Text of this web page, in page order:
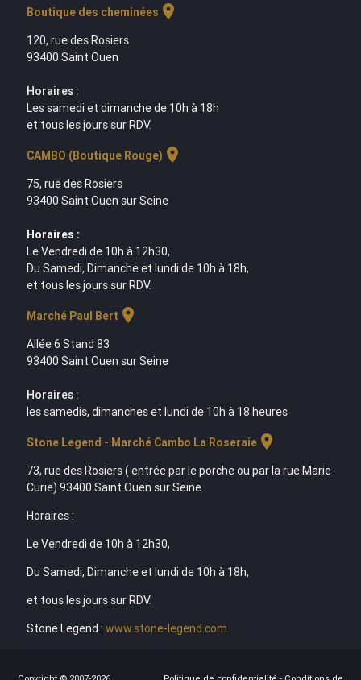
Boutique des cheminées location_on
120, rue des Rosiers
93400 Saint Ouen
Horaires :
Les samedi et dimanche de 10h à 18h
et tous les jours sur RDV.
CAMBO (Boutique Rouge) location_on
75, rue des Rosiers
93400 Saint Ouen sur Seine
Horaires :
Le Vendredi de 10h à 12h30,
Du Samedi, Dimanche et lundi de 10h à 18h,
et tous les jours sur RDV.
Marché Paul Bert location_on
Allée 6 Stand 83
93400 Saint Ouen sur Seine
Horaires :
les samedis, dimanches et lundi de 10h à 18 heures
Stone Legend - Marché Cambo La Roseraielocation_on
73, rue des Rosiers ( entrée par le porche ou par la rue Marie
Curie) 93400 Saint Ouen sur Seine
Horaires :
Le Vendredi de 10h à 12h30,
Du Samedi, Dimanche et lundi de 10h à 18h,
et tous les jours sur RDV.
Stone Legend : www.stone-legend.com